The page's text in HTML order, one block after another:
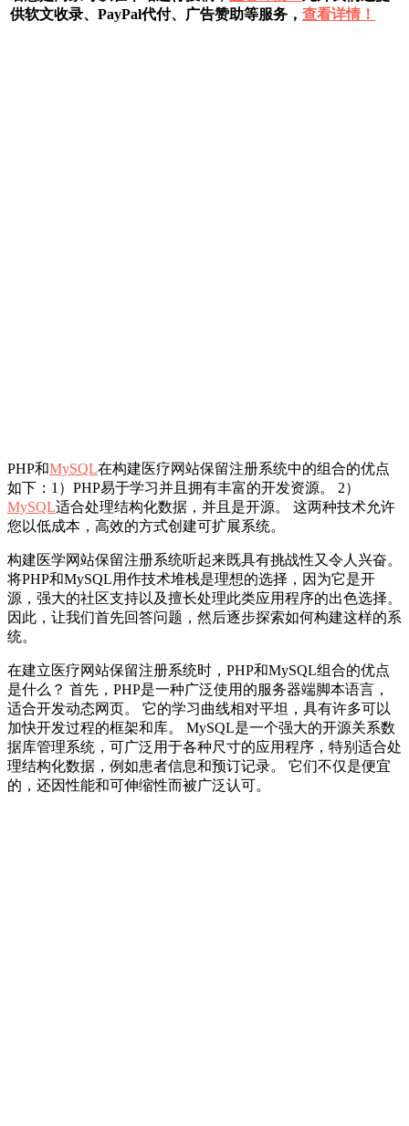
供软文收录、PayPal代付、广告赞助等服务， 查看详情！
PHP和MySQL在构建医疗网站保留注册系统中的组合的优点
如下：1）PHP易于学习并且拥有丰富的开发资源。 2）
MySQL适合处理结构化数据，并且是开源。 这两种技术允许
您以低成本，高效的方式创建可扩展系统。
构建医学网站保留注册系统听起来既具有挑战性又令人兴奋。
将PHP和MySQL用作技术堆栈是理想的选择，因为它是开
源，强大的社区支持以及擅长处理此类应用程序的出色选择。
因此，让我们首先回答问题，然后逐步探索如何构建这样的系
统。
在建立医疗网站保留注册系统时，PHP和MySQL组合的优点
是什么？ 首先，PHP是一种广泛使用的服务器端脚本语言，
适合开发动态网页。 它的学习曲线相对平坦，具有许多可以
加快开发过程的框架和库。 MySQL是一个强大的开源关系数
据库管理系统，可广泛用于各种尺寸的应用程序，特别适合处
理结构化数据，例如患者信息和预订记录。 它们不仅是便宜
的，还因性能和可伸缩性而被广泛认可。